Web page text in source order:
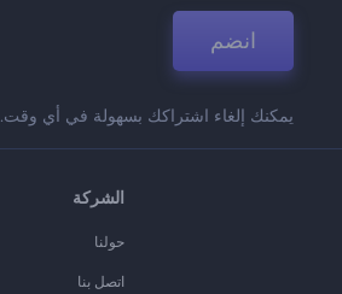
انضم
يمكنك إلغاء اشتراكك بسهولة في أي وقت.
الشركة
حولنا
اتصل بنا